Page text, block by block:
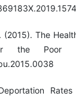
(2015). The
Poor